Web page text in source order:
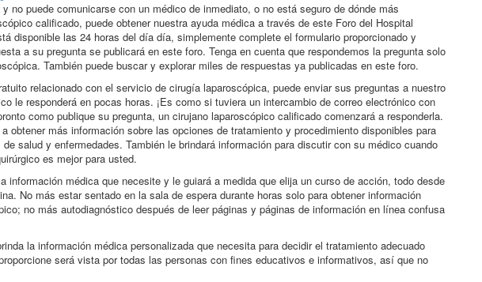
no puede comunicarse con un médico de inmediato, o no está seguro de dónde más
calificado, puede obtener nuestra ayuda médica a través de este Foro del Hospital
disponible las 24 horas del día día, simplemente complete el formulario proporcionado y
a su pregunta se publicará en este foro. Tenga en cuenta que respondemos la pregunta solo
También puede buscar y explorar miles de respuestas ya publicadas en este foro.
relacionado con el servicio de cirugía laparoscópica, puede enviar sus preguntas a nuestro
le responderá en pocas horas. ¡Es como si tuviera un intercambio de correo electrónico con
como publique su pregunta, un cirujano laparoscópico calificado comenzará a responderla.
obtener más información sobre las opciones de tratamiento y procedimiento disponibles para
salud y enfermedades. También le brindará información para discutir con su médico cuando
es mejor para usted.
información médica que necesite y le guiará a medida que elija un curso de acción, todo desde
No más estar sentado en la sala de espera durante horas solo para obtener información
no más autodiagnóstico después de leer páginas y páginas de información en línea confusa
la información médica personalizada que necesita para decidir el tratamiento adecuado
será vista por todas las personas con fines educativos e informativos, así que no